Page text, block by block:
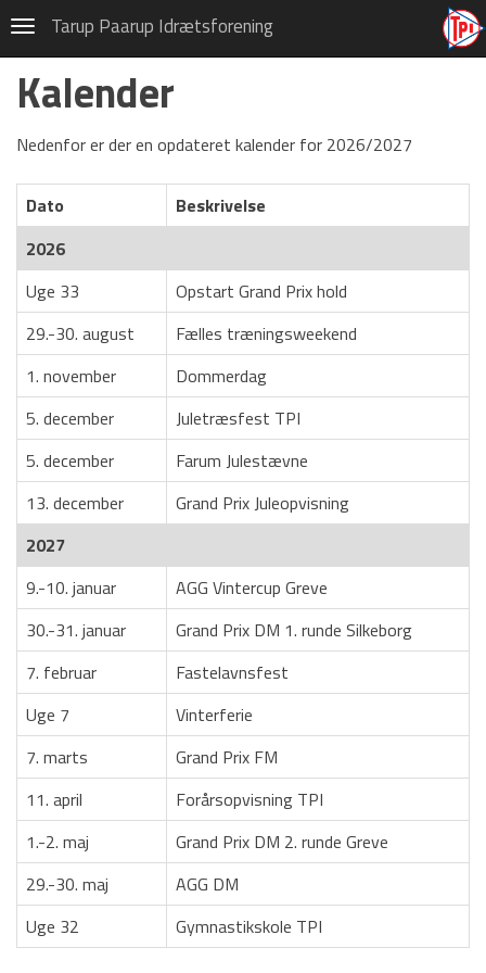
NavigationTarup Paarup Idrætsforening
Gymnastik
CSV Hallen, Højstrup
Frivillig i TPI
Gymnastikskole 2026
Privatlivspolitik (GDPR)
Tons og Tummel
Om TPI Gymnastik
Kalender
Bestyrelsen
Børnehold
Grand Prix Hold
God skik
Om Grand Prix Rytme
Om Æstetisk Gymnastik
Kalender
Voksenhold
Lokationer
Billeder
Tilmelding
Kontakt os
HOVEDMENU
Kalender
Nedenfor er der en opdateret kalender for 2026/2027
Dato
Beskrivelse
2026
Uge 33
Opstart Grand Prix hold
29.-30. august
Fælles træningsweekend
1. november
Dommerdag
5. december
Juletræsfest TPI
5. december
Farum Julestævne
13. december
Grand Prix Juleopvisning
2027
9.-10. januar
AGG Vintercup Greve
30.-31. januar
Grand Prix DM 1. runde Silkeborg
7. februar
Fastelavnsfest
Uge 7
Vinterferie
7. marts
Grand Prix FM
11. april
Forårsopvisning TPI
1.-2. maj
Grand Prix DM 2. runde Greve
29.-30. maj
AGG DM
Uge 32
Gymnastikskole TPI